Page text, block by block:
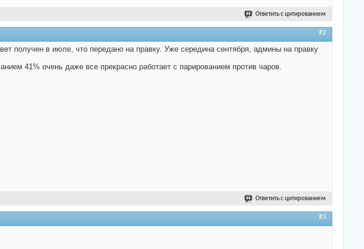
Ответить с цитированием
#2
получен в июле, что передано на правку. Уже середина сентября, админы на правку
41% очень даже все прекрасно работает с парированием против чаров.
Ответить с цитированием
#3